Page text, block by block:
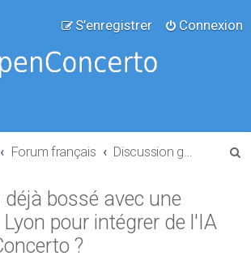
Connexion
S’enregistrer
Forum français
bossé avec une
pour intégrer de l'IA
?